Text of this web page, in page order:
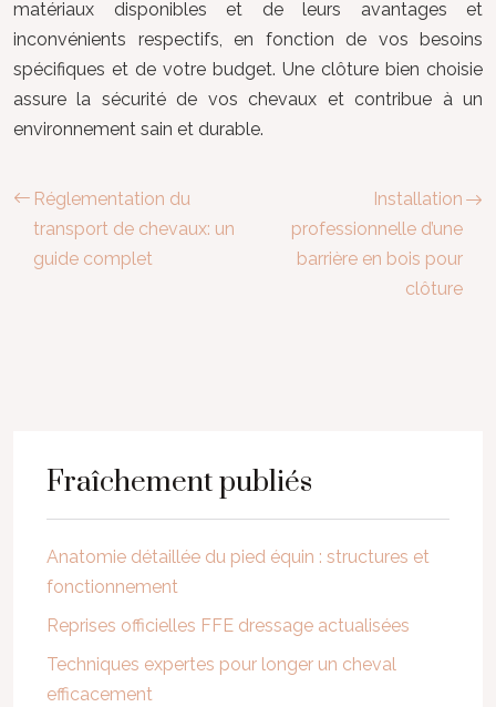
matériaux disponibles et de leurs avantages et
inconvénients respectifs, en fonction de vos besoins
spécifiques et de votre budget. Une clôture bien choisie
assure la sécurité de vos chevaux et contribue à un
environnement sain et durable.
Réglementation du
transport de chevaux: un
guide complet
Installation
professionnelle d’une
barrière en bois pour
clôture
Fraîchement publiés
Anatomie détaillée du pied équin : structures et
fonctionnement
Reprises officielles FFE dressage actualisées
Techniques expertes pour longer un cheval
efficacement